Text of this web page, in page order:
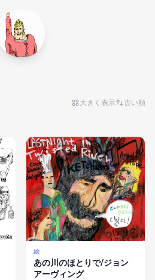
大きく表示 古い順
絵
あの川のほとりで/ジョン
アーヴィング